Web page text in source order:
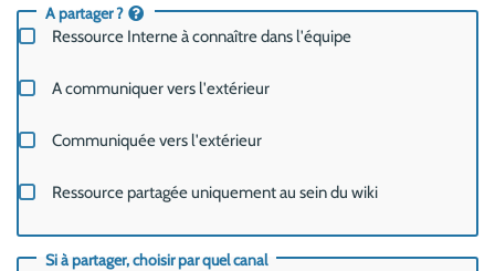
A partager ?
Ressource Interne à connaître dans l'équipe
A communiquer vers l'extérieur
Communiquée vers l'extérieur
Ressource partagée uniquement au sein du wiki
Si à partager, choisir par quel canal